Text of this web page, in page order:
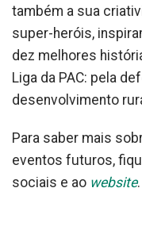
também a sua
super-heróis,
dez melhores
Liga da PAC: pela
desenvolvimento
Para saber mais
eventos futuros,
sociais e ao website.